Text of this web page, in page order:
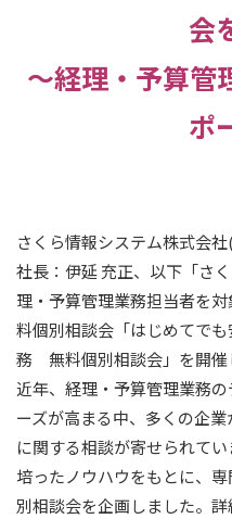
会
～経理・予算管
ポ
さくら情報システム株式会
社長：伊延 充正、以下「さ
理・予算管理業務担当者を
料個別相談会「はじめてで
務 無料個別相談会」を開催
近年、経理・予算管理業務
ーズが高まる中、多くの企
に関する相談が寄せられて
培ったノウハウをもとに、
別相談会を企画しました。